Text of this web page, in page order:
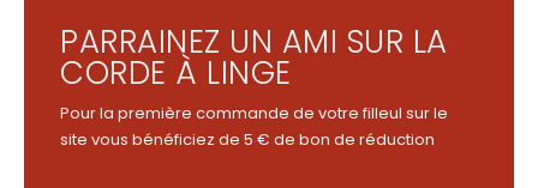
PARRAINEZ UN AMI SUR LA
CORDE À LINGE
Pour la première commande de votre filleul sur le
site vous bénéficiez de 5 € de bon de réduction